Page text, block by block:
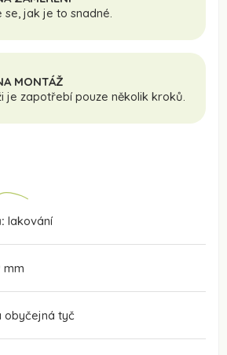
se, jak je to snadné.
MONTÁŽ
je zapotřebí pouze několik kroků.
lakování
mm
obyčejná tyč